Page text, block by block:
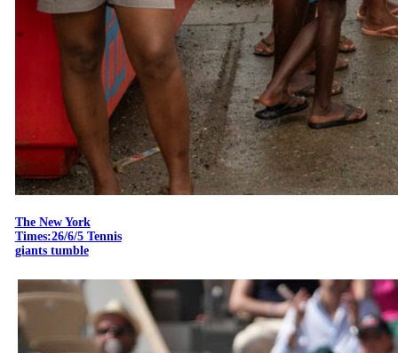
The New York
Times:26/6/5 Tennis
giants tumble